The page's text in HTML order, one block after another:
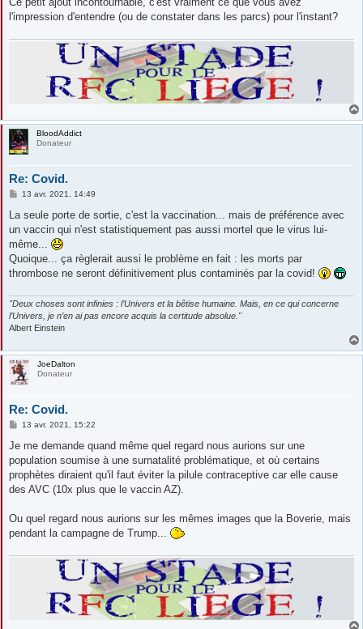
l'impression d'entendre (ou de constater dans les parcs) pour l'instant?
BloodAddict
Donateur
Re: Covid.
M
s
a
g
13 avr. 2021, 14:49
La seule porte de sortie, c'est la vaccination... mais de préférence avec
un vaccin qui n'est statistiquement pas aussi mortel que le virus lui-
même...
Quoique... ça règlerait aussi le problème en fait : les morts par
thrombose ne seront définitivement plus contaminés par la covid!
"Deux choses sont infinies : l’Univers et la bêtise humaine. Mais, en ce qui concerne
l’Univers, je n’en ai pas encore acquis la certitude absolue."
Albert Einstein
JoeDalton
Donateur
Re: Covid.
M
s
a
g
13 avr. 2021, 15:22
Je me demande quand même quel regard nous aurions sur une
population soumise à une surnatalité problématique, et où certains
prophètes diraient qu'il faut éviter la pilule contraceptive car elle cause
des AVC (10x plus que le vaccin AZ).
Ou quel regard nous aurions sur les mêmes images que la Boverie, mais
pendant la campagne de Trump...